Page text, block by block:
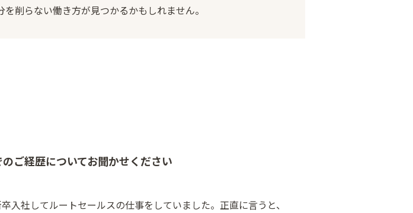
削らない働き方が見つかるかもしれません。
ご経歴についてお聞かせください
社してルートセールスの仕事をしていました。正直に言うと、